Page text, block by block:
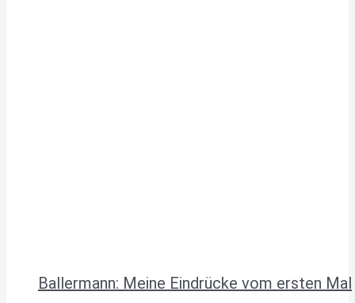
Ballermann: Meine Eindrücke vom ersten Mal